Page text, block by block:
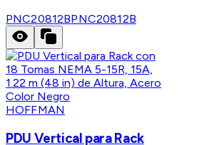
PNC20812BPNC20812B
HOFFMAN
PDU Vertical para Rack